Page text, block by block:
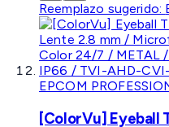
Reemplazo sugerido:
EPCOM
[ColorVu] Eyeball